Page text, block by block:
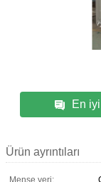
En
Ürün ayrıntıları
Menşe yeri: